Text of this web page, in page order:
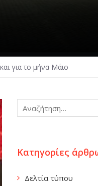
για το μήνα Μάιο
Κατηγορίες
Δελτία τύπου